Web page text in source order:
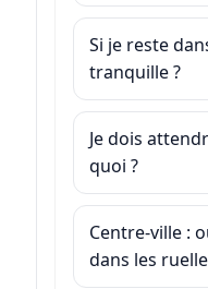
Si je reste
tranquille ?
Je dois
quoi ?
Centre-ville :
dans les